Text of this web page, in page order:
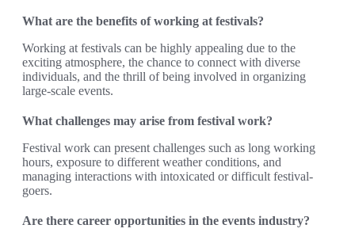
What are the benefits of working at festivals?
Working at festivals can be highly appealing due to the
exciting atmosphere, the chance to connect with diverse
individuals, and the thrill of being involved in organizing
large-scale events.
What challenges may arise from festival work?
Festival work can present challenges such as long working
hours, exposure to different weather conditions, and
managing interactions with intoxicated or difficult festival-
goers.
Are there career opportunities in the events industry?